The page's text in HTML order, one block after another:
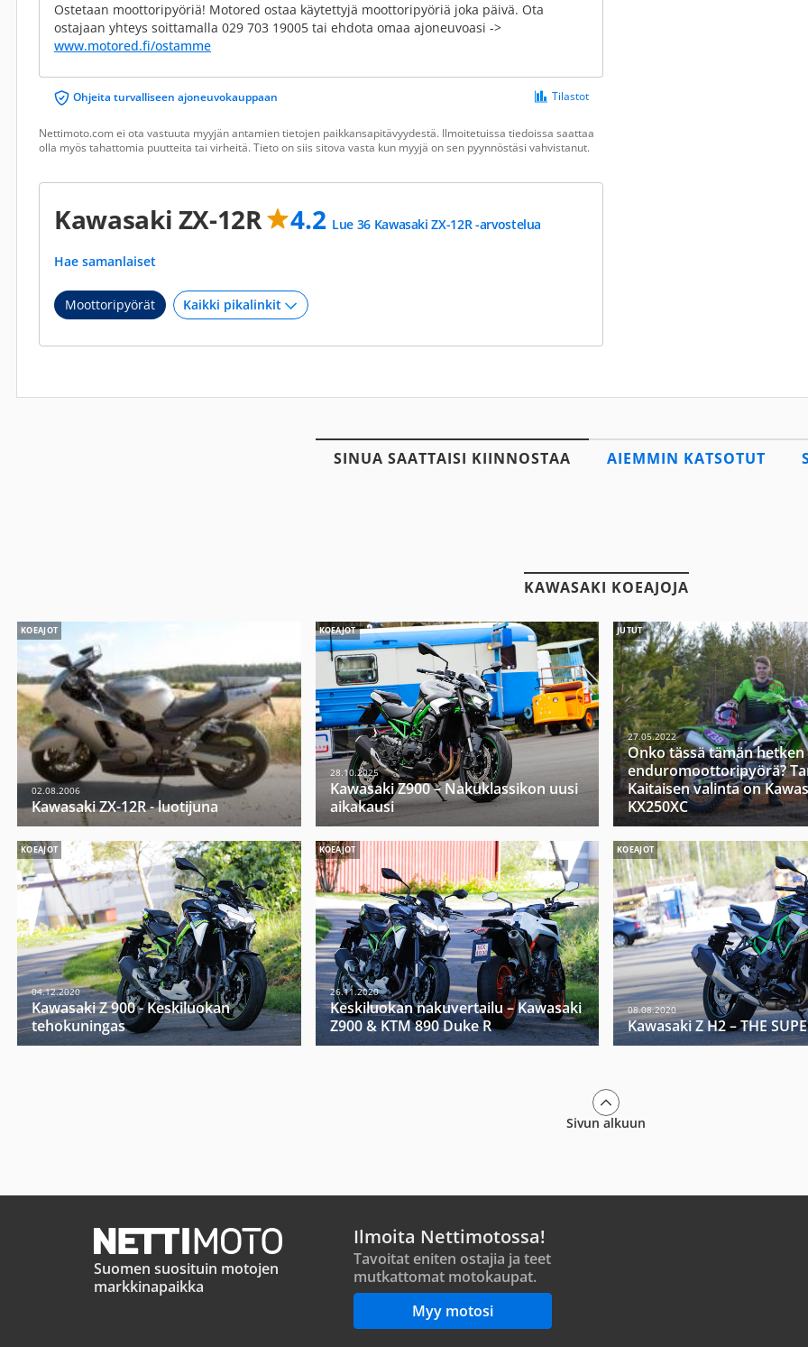
Ostetaan moottoripyöriä! Motored ostaa käytettyjä moottoripyöriä joka päivä. Ota
ostajaan yhteys soittamalla 029 703 19005 tai ehdota omaa ajoneuvoasi ->
www.motored.fi/ostamme
Ohjeita turvalliseen ajoneuvokauppaan Tilastot
Nettimoto.com ei ota vastuuta myyjän antamien tietojen paikkansapitävyydestä. Ilmoitetuissa tiedoissa saattaa
olla myös tahattomia puutteita tai virheitä. Tieto on siis sitova vasta kun myyjä on sen pyynnöstäsi vahvistanut.
Kawasaki ZX-12R 4.2 Lue 36 Kawasaki ZX-12R -arvostelua
Hae samanlaiset
Moottoripyörät
SINUA SAATTAISI KIINNOSTAA AIEMMIN KATSOTUT
KAWASAKI KOEAJOJA
KOEAJOT
02.08.2006
Kawasaki ZX-12R - luotijuna
KOEAJOT
28.10.2025
Kawasaki Z900 – Nakuklassikon uusi
aikakausi
JUTUT
27.05.2022
Onko tässä tämän hetken
enduromoottoripyörä?
Kaitaisen valinta on
KX250XC
KOEAJOT
04.12.2020
Kawasaki Z 900 - Keskiluokan
tehokuningas
KOEAJOT
26.11.2020
Keskiluokan nakuvertailu – Kawasaki
Z900 & KTM 890 Duke R
KOEAJOT
08.08.2020
Kawasaki Z H2 – THE
Sivun alkuun
Suomen suosituin motojen
markkinapaikka
Ilmoita Nettimotossa!
Tavoitat eniten ostajia ja teet
mutkattomat motokaupat.
Myy motosi